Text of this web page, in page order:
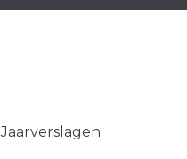
Jaarverslagen